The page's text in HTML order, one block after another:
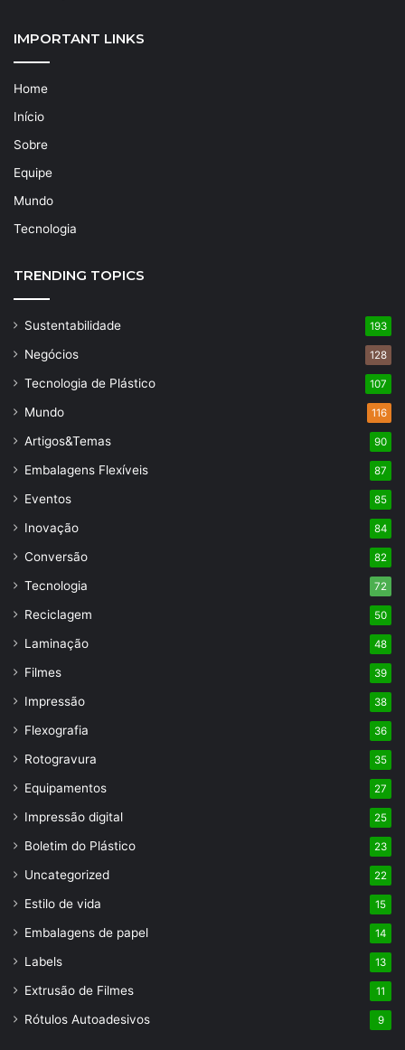
IMPORTANT LINKS
Home
Início
Sobre
Equipe
Mundo
Tecnologia
TRENDING TOPICS
Sustentabilidade 193
Negócios 128
Tecnologia de Plástico 107
Mundo 116
Artigos&Temas 90
Embalagens Flexíveis 87
Eventos 85
Inovação 84
Conversão 82
Tecnologia 72
Reciclagem 50
Laminação 48
Filmes 39
Impressão 38
Flexografia 36
Rotogravura 35
Equipamentos 27
Impressão digital 25
Boletim do Plástico 23
Uncategorized 22
Estilo de vida 15
Embalagens de papel 14
Labels 13
Extrusão de Filmes 11
Rótulos Autoadesivos 9